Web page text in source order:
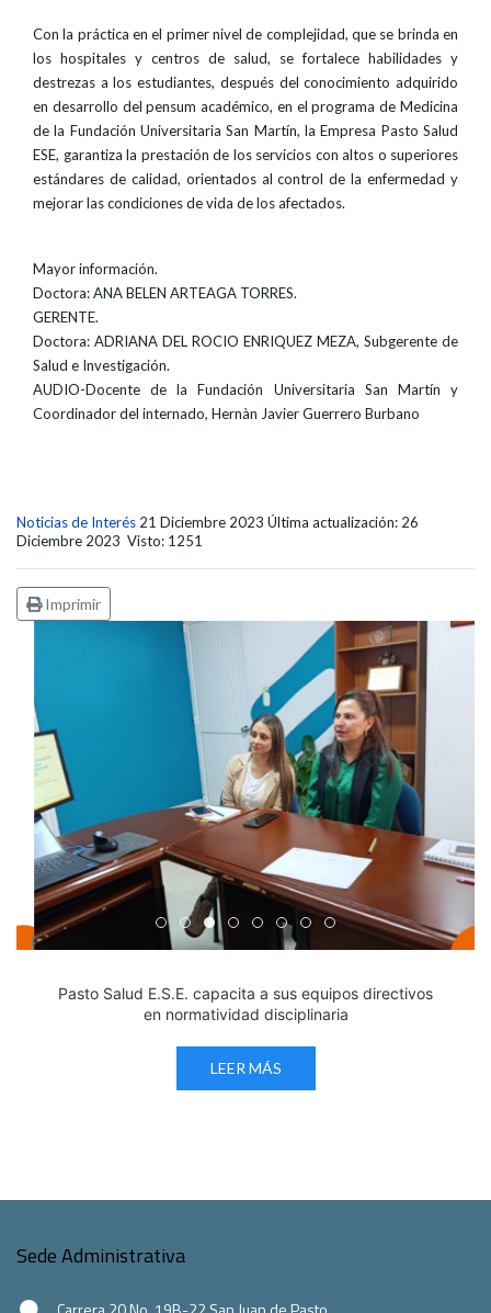
Con la práctica en el primer nivel de complejidad, que se brinda en
los hospitales y centros de salud, se fortalece habilidades y
destrezas a los estudiantes, después del conocimiento adquirido
en desarrollo del pensum académico, en el programa de Medicina
de la Fundación Universitaria San Martín, la Empresa Pasto Salud
ESE, garantiza la prestación de los servicios con altos o superiores
estándares de calidad, orientados al control de la enfermedad y
mejorar las condiciones de vida de los afectados.
Mayor información.
Doctora: ANA BELEN ARTEAGA TORRES.
GERENTE.
Doctora: ADRIANA DEL ROCIO ENRIQUEZ MEZA, Subgerente de
Salud e Investigación.
AUDIO-Docente de la Fundación Universitaria San Martín y
Coordinador del internado, Hernàn Javier Guerrero Burbano
Noticias de Interés 21 Diciembre 2023 Última actualización: 26
Diciembre 2023 Visto: 1251
Imprimir
Edicto Emplazatorio a los Afiliados en el Régimen
Pasto Salud ESE lidera gestión institucional
Pasto Salud E.S.E. capacita a sus equipos
Último día para inscripciones en
Viceministro garantiza
Mil pesos que salvan vidas:
Cápsula 18-26 - Reporte
Cápsula 17-26 -
Pasto Salud E.S.E. capacita a sus equipos directivos
en normatividad disciplinaria
LEER MÁS
Sede Administrativa